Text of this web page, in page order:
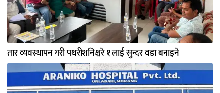
तार व्यवस्थापन गरी पथरीशनिश्चरे १ लाई सुन्दर वडा बनाइने